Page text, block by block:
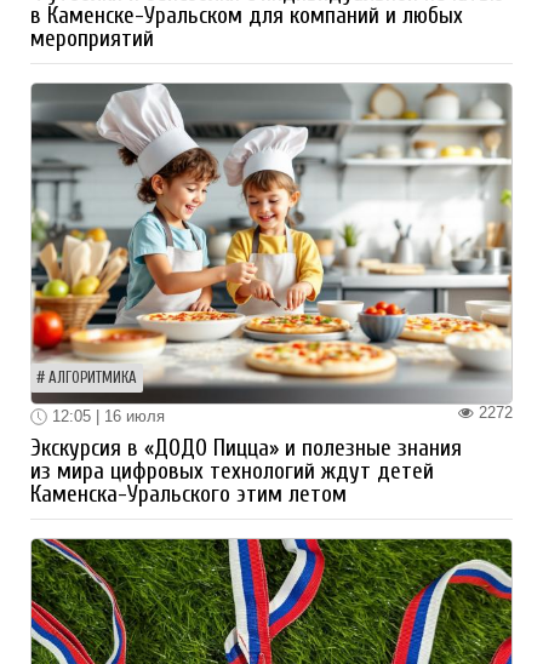
в Каменске-Уральском для компаний и любых
мероприятий
АЛГОРИТМИКА
2272
12:05 | 16 июля
Экскурсия в «ДОДО Пицца» и полезные знания
из мира цифровых технологий ждут детей
Каменска-Уральского этим летом